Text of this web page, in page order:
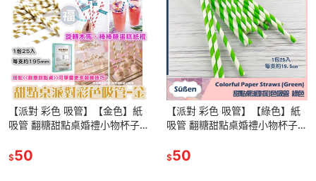
【派對 彩色 吸管】【金色】紙
吸管 翻糖甜點桌婚禮小物杯子蛋
通翻糖泰勒粉色膏色粉針筆
$50
【派對 彩色 吸管】【綠色】紙
吸管 翻糖甜點桌婚禮小物杯子蛋
通翻糖珠光粉泰勒粉色膏色粉針
$50